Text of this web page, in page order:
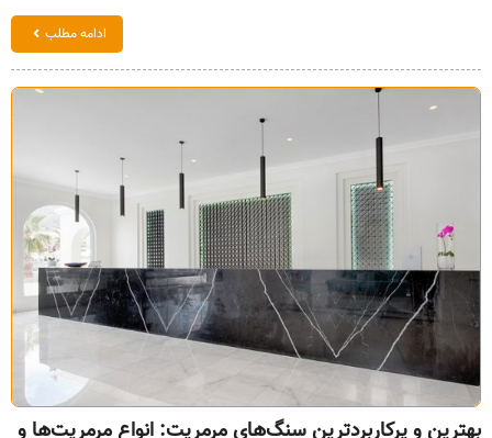
ادامه مطلب
بهترین و پرکاربردترین سنگ‌های مرمریت: انواع مرمریت‌ها و